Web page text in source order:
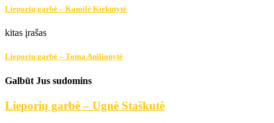
Lieporių garbė – Kamilė Kirkutytė
kitas įrašas
Lieporių garbė – Toma Anilionytė
Galbūt Jus sudomins
Lieporių garbė – Ugnė Staškutė